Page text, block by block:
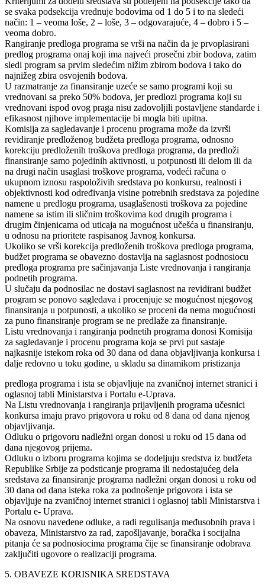
se svaka podsekcija vrednuje bodovima od 1 do 5 i to na sledeći
način: 1 – veoma loše, 2 – loše, 3 – odgovarajuće, 4 – dobro i 5 –
veoma dobro.
Rangiranje predloga programa se vrši na način da je prvoplasirani
predlog programa onaj koji ima najveći prosečni zbir bodova, zatim
sledi program sa prvim sledećim nižim zbirom bodova i tako do
najnižeg zbira osvojenih bodova.
U razmatranje za finansiranje uzeće se samo programi koji su
vrednovani sa preko 50% bodova, jer predlozi programa koji su
vrednovani ispod ovog praga nisu zadovoljili postavljene standarde i
efikasnost njihove implementacije bi mogla biti upitna.
Komisija za sagledavanje i procenu programa može da izvrši
revidiranje predloženog budžeta predloga programa, odnosno
korekciju predloženih troškova predloga programa, da predloži
finansiranje samo pojedinih aktivnosti, u potpunosti ili delom ili da
na drugi način usaglasi troškove programa, vodeći računa o
ukupnom iznosu raspoloživih sredstava po konkursu, realnosti i
objektivnosti kod određivanja visine potrebnih sredstava za pojedine
namene u predlogu programa, usaglašenosti troškova za pojedine
namene sa istim ili sličnim troškovima kod drugih programa i
drugim činjenicama od uticaja na mogućnost učešća u finansiranju,
u odnosu na prioritete raspisanog Javnog konkursa.
Ukoliko se vrši korekcija predloženih troškova predloga programa,
budžet programa se obavezno dostavlja na saglasnost podnosiocu
predloga programa pre sačinjavanja Liste vrednovanja i rangiranja
podnetih programa.
U slučaju da podnosilac ne dostavi saglasnost na revidirani budžet
program se ponovo sagledava i procenjuje se mogućnost njegovog
finansiranja u potpunosti, a ukoliko se proceni da nema mogućnosti
za puno finansiranje program se ne predlaže za finansiranje.
Listu vrednovanja i rangiranja podnetih programa donosi Komisija
za sagledavanje i procenu programa koja se prvi put sastaje
najkasnije istekom roka od 30 dana od dana objavljivanja konkursa i
dalje redovno u toku godine, u skladu sa dinamikom pristizanja
predloga programa i ista se objavljuje na zvaničnoj internet stranici i
oglasnoj tabli Ministarstva i Portalu e-Uprava.
Na Listu vrednovanja i rangiranja prijavljenih programa učesnici
konkursa imaju pravo prigovora u roku od 8 dana od dana njenog
objavljivanja.
Odluku o prigovoru nadležni organ donosi u roku od 15 dana od
dana njegovog prijema.
Odluku o izboru programa kojima se dodeljuju sredstva iz budžeta
Republike Srbije za podsticanje programa ili nedostajućeg dela
sredstava za finansiranje programa nadležni organ donosi u roku od
30 dana od dana isteka roka za podnošenje prigovora i ista se
objavljuje na zvaničnoj internet stranici i oglasnoj tabli Ministarstva i
Portalu e- Uprava.
Na osnovu navedene odluke, a radi regulisanja međusobnih prava i
obaveza, Ministarstvo za rad, zapošljavanje, boračka i socijalna
pitanja će sa podnosiocima programa čije se finansiranje odobrava
zaključiti ugovore o realizaciji programa.
5. OBAVEZE KORISNIKA SREDSTAVA